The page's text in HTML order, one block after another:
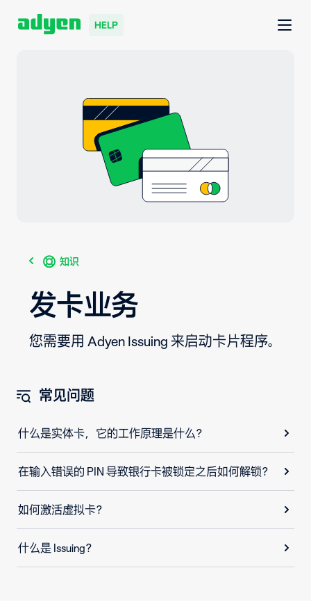
HELP
知识
发卡业务
您需要用 Adyen Issuing 来启动卡片程序。
常见问题
什么是实体卡，它的工作原理是什么？
在输入错误的 PIN 导致银行卡被锁定之后如何解锁？
如何激活虚拟卡？
什么是 Issuing？